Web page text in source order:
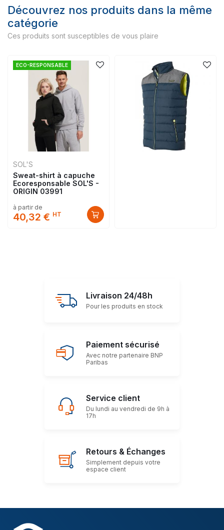
Découvrez nos produits dans la même
catégorie
Ces produits sont susceptibles de vous plaire
ECO-RESPONSABLE
SOL'S
Sweat-shirt à capuche
Ecoresponsable SOL'S -
ORIGIN 03991
à partir de
40,32 € HT
Livraison 24/48h
Pour les produits en stock
Paiement sécurisé
Avec notre partenaire BNP
Paribas
Service client
Du lundi au vendredi de 9h à
17h
Retours & Échanges
Simplement depuis votre
espace client